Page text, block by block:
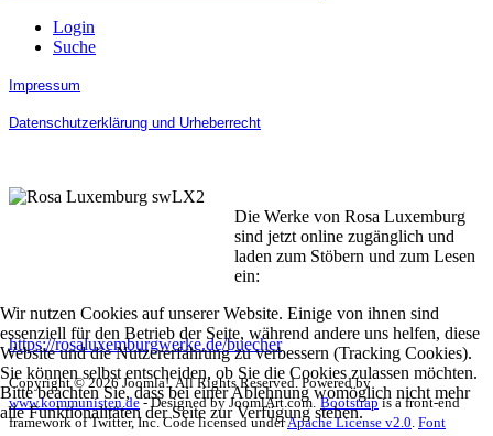
Login
Suche
Impressum
Datenschutzerklärung und Urheberrecht
Die Werke von Rosa Luxemburg
sind jetzt online zugänglich und
laden zum Stöbern und zum Lesen
ein:
https://rosaluxemburgwerke.de/buecher
Copyright © 2026 Joomla!. All Rights Reserved. Powered by
www.kommunisten.de- Designed by JoomlArt.com. Bootstrapis a front-end
framework of Twitter, Inc. Code licensed underApache License v2.0 Font
Wir nutzen Cookies auf unserer Website. Einige von ihnen sind
essenziell für den Betrieb der Seite, während andere uns helfen, diese
Website und die Nutzererfahrung zu verbessern (Tracking Cookies).
Sie können selbst entscheiden, ob Sie die Cookies zulassen möchten.
Bitte beachten Sie, dass bei einer Ablehnung womöglich nicht mehr
alle Funktionalitäten der Seite zur Verfügung stehen.